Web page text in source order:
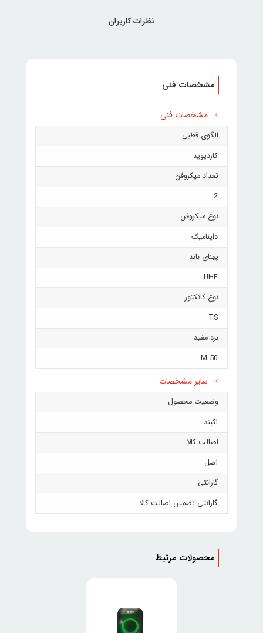
نظرات کاربران
مشخصات فنی
مشخصات فنی
الگوی قطبی
کاردیوید
تعداد میکروفن
2
نوع میکروفن
داینامیک
پهنای باند
UHF
نوع کانکتور
TS
برد مفید
50 M
سایر مشخصات
وضعیت محصول
اکبند
اصالت کالا
اصل
گارانتی
گارانتی تضمین اصالت کالا
محصولات مرتبط